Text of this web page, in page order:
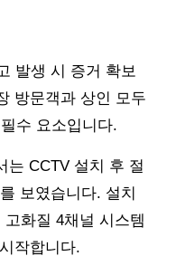
발생 시 증거 확보
방문객과 상인 모두
수 요소입니다.
는 CCTV 설치 후 절
보였습니다. 설치
화질 4채널 시스템
작합니다.